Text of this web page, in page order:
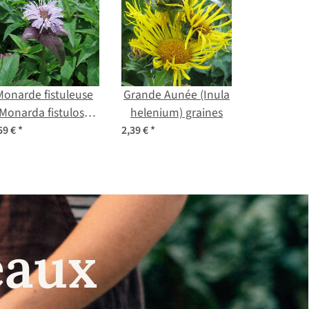
fistuleuse
fistulosa)
bio semences
€*
Grande Aunée (Inula
helenium) graines
2,39 €*